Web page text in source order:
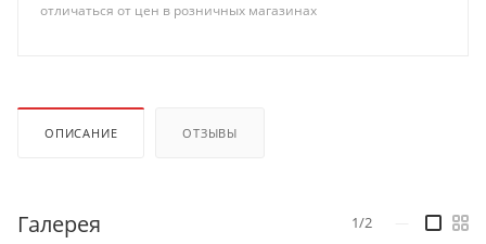
отличаться от цен в розничных магазинах
ОПИСАНИЕ ОТЗЫВЫ
Галерея 1/2